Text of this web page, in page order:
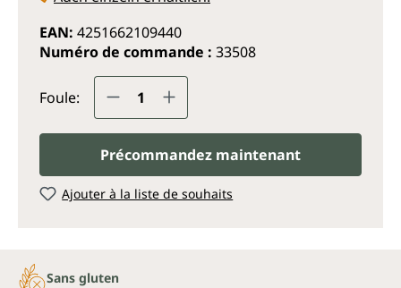
EAN: 4251662109440
Numéro de commande : 33508
Foule: Quantité de produit : Entrez la
Précommandez maintenant
Ajouter à la liste de souhaits
Sans gluten